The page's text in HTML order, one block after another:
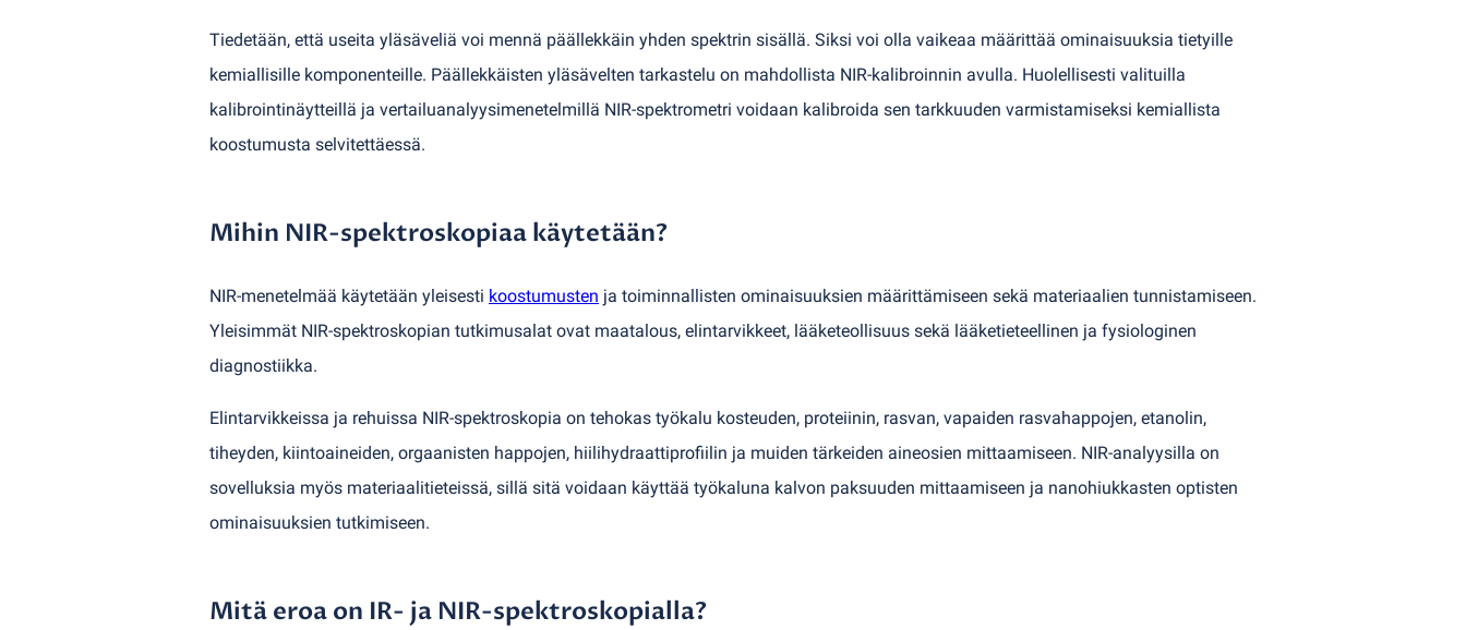
Tiedetään, että useita yläsäveliä voi mennä päällekkäin yhden spektrin sisällä. Siksi voi olla vaikeaa määrittää ominaisuuksia tietyille
kemiallisille komponenteille. Päällekkäisten yläsävelten tarkastelu on mahdollista NIR-kalibroinnin avulla. Huolellisesti valituilla
kalibrointinäytteillä ja vertailuanalyysimenetelmillä NIR-spektrometri voidaan kalibroida sen tarkkuuden varmistamiseksi kemiallista
koostumusta selvitettäessä.
Mihin NIR-spektroskopiaa käytetään?
NIR-menetelmää käytetään yleisesti koostumusten ja toiminnallisten ominaisuuksien määrittämiseen sekä materiaalien tunnistamiseen.
Yleisimmät NIR-spektroskopian tutkimusalat ovat maatalous, elintarvikkeet, lääketeollisuus sekä lääketieteellinen ja fysiologinen
diagnostiikka.
Elintarvikkeissa ja rehuissa NIR-spektroskopia on tehokas työkalu kosteuden, proteiinin, rasvan, vapaiden rasvahappojen, etanolin,
tiheyden, kiintoaineiden, orgaanisten happojen, hiilihydraattiprofiilin ja muiden tärkeiden aineosien mittaamiseen. NIR-analyysilla on
sovelluksia myös materiaalitieteissä, sillä sitä voidaan käyttää työkaluna kalvon paksuuden mittaamiseen ja nanohiukkasten optisten
ominaisuuksien tutkimiseen.
Mitä eroa on IR- ja NIR-spektroskopialla?